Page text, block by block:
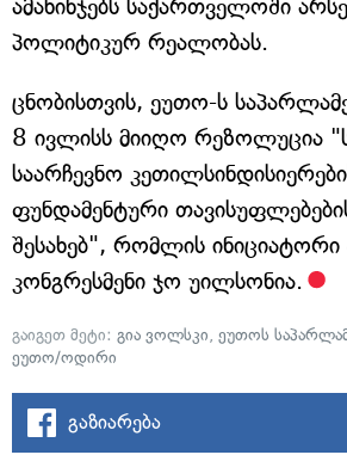
ამახინჯებს საქართველოში
პოლიტიკურ რეალობას.
ცნობისთვის, ეუთო-ს
8 ივლისს მიიღო რეზოლუცია
საარჩევნო
ფუნდამენტური
შესახებ", რომლის
კონგრესმენი ჯო უილსონია.
გაიგეთ მეტი: გია ვოლსკი, ეუთოს
ეუთო/ოდირი
გაზიარება